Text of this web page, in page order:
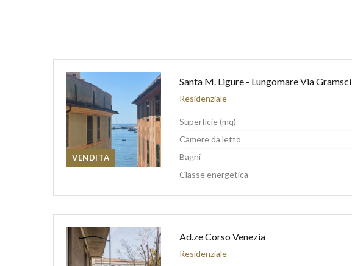
VENDITA
Santa M. Ligure - Lungomare Via Gramsci
Residenziale
Superficie (mq)
Camere da letto
Bagni
Classe energetica
Ad.ze Corso Venezia
Residenziale